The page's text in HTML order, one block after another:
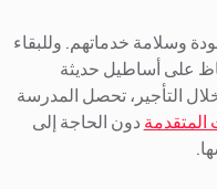
وسلامة خدماتهم. وللبقاء
على أساطيل حديثة
التأجير، تحصل المدرسة
المتقدمة دون الحاجة إلى